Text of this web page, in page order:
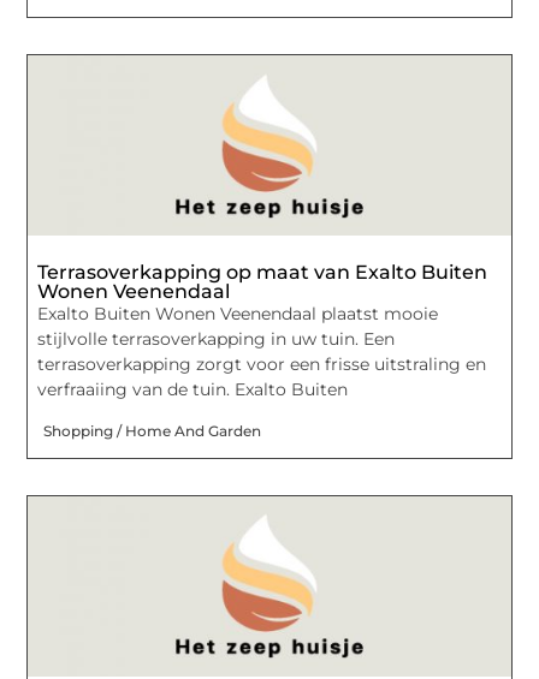
Terrasoverkapping op maat van Exalto Buiten
Wonen Veenendaal
Exalto Buiten Wonen Veenendaal plaatst mooie
stijlvolle terrasoverkapping in uw tuin. Een
terrasoverkapping zorgt voor een frisse uitstraling en
verfraaiing van de tuin. Exalto Buiten
Shopping / Home And Garden